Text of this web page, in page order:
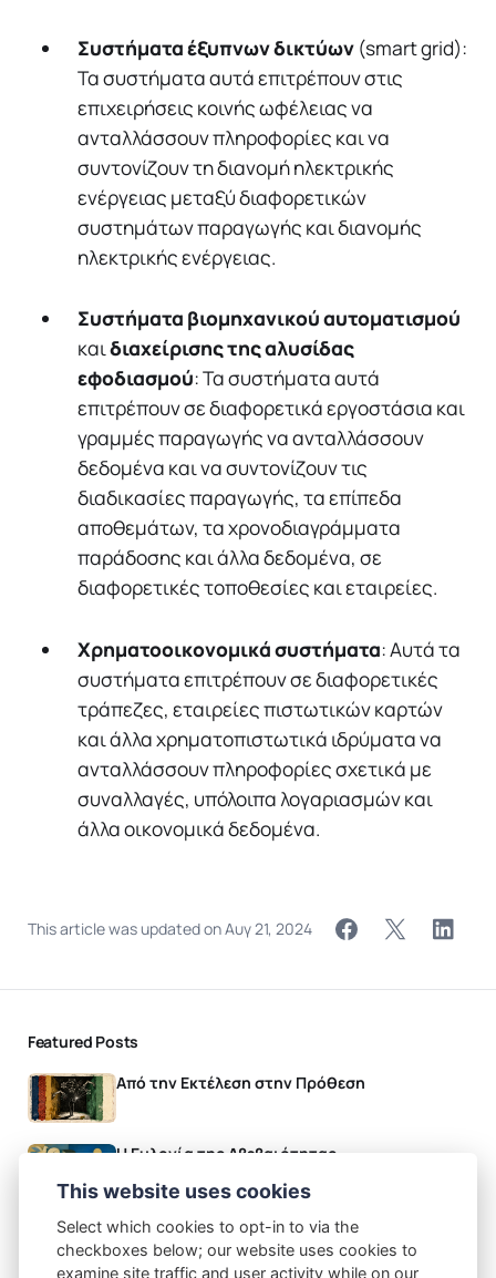
Συστήματα έξυπνων δικτύων(smart grid):
Τα συστήματα αυτά επιτρέπουν στις
επιχειρήσεις κοινής ωφέλειας να
ανταλλάσσουν πληροφορίες και να
συντονίζουν τη διανομή ηλεκτρικής
ενέργειας μεταξύ διαφορετικών
συστημάτων παραγωγής και διανομής
ηλεκτρικής ενέργειας.
Συστήματα βιομηχανικού αυτοματισμού
καιδιαχείρισης της αλυσίδας
εφοδιασμού: Τα συστήματα αυτά
επιτρέπουν σε διαφορετικά εργοστάσια και
γραμμές παραγωγής να ανταλλάσσουν
δεδομένα και να συντονίζουν τις
διαδικασίες παραγωγής, τα επίπεδα
αποθεμάτων, τα χρονοδιαγράμματα
παράδοσης και άλλα δεδομένα, σε
διαφορετικές τοποθεσίες και εταιρείες.
Χρηματοοικονομικά συστήματα: Αυτά τα
συστήματα επιτρέπουν σε διαφορετικές
τράπεζες, εταιρείες πιστωτικών καρτών
και άλλα χρηματοπιστωτικά ιδρύματα να
ανταλλάσσουν πληροφορίες σχετικά με
συναλλαγές, υπόλοιπα λογαριασμών και
άλλα οικονομικά δεδομένα.
This article was updated onΑυγ 21, 2024
Featured Posts
Από την Εκτέλεση στην Πρόθεση
Η Ευλογία της Αβεβαιότητας
Χρήστος Χιώτης
This website uses cookies
Select which cookies to opt-in to via the
checkboxes below; our website uses cookies to
examine site traffic and user activity while on our